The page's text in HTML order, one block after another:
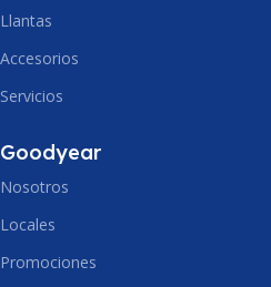
Llantas
Accesorios
Servicios
Goodyear
Nosotros
Locales
Promociones